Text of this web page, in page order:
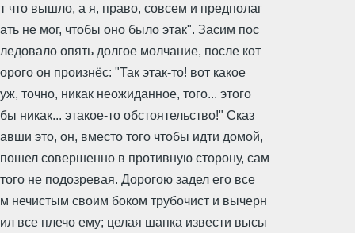
т что вышло, а я, право, совсем и предполаг
ать не мог, чтобы оно было этак". Засим пос
ледовало опять долгое молчание, после кот
орого он произнёс: "Так этак-то! вот какое
уж, точно, никак неожиданное, того... этого
бы никак... этакое-то обстоятельство!" Сказ
авши это, он, вместо того чтобы идти домой,
пошел совершенно в противную сторону, сам
того не подозревая. Дорогою задел его все
м нечистым своим боком трубочист и вычерн
ил все плечо ему; целая шапка извести высы